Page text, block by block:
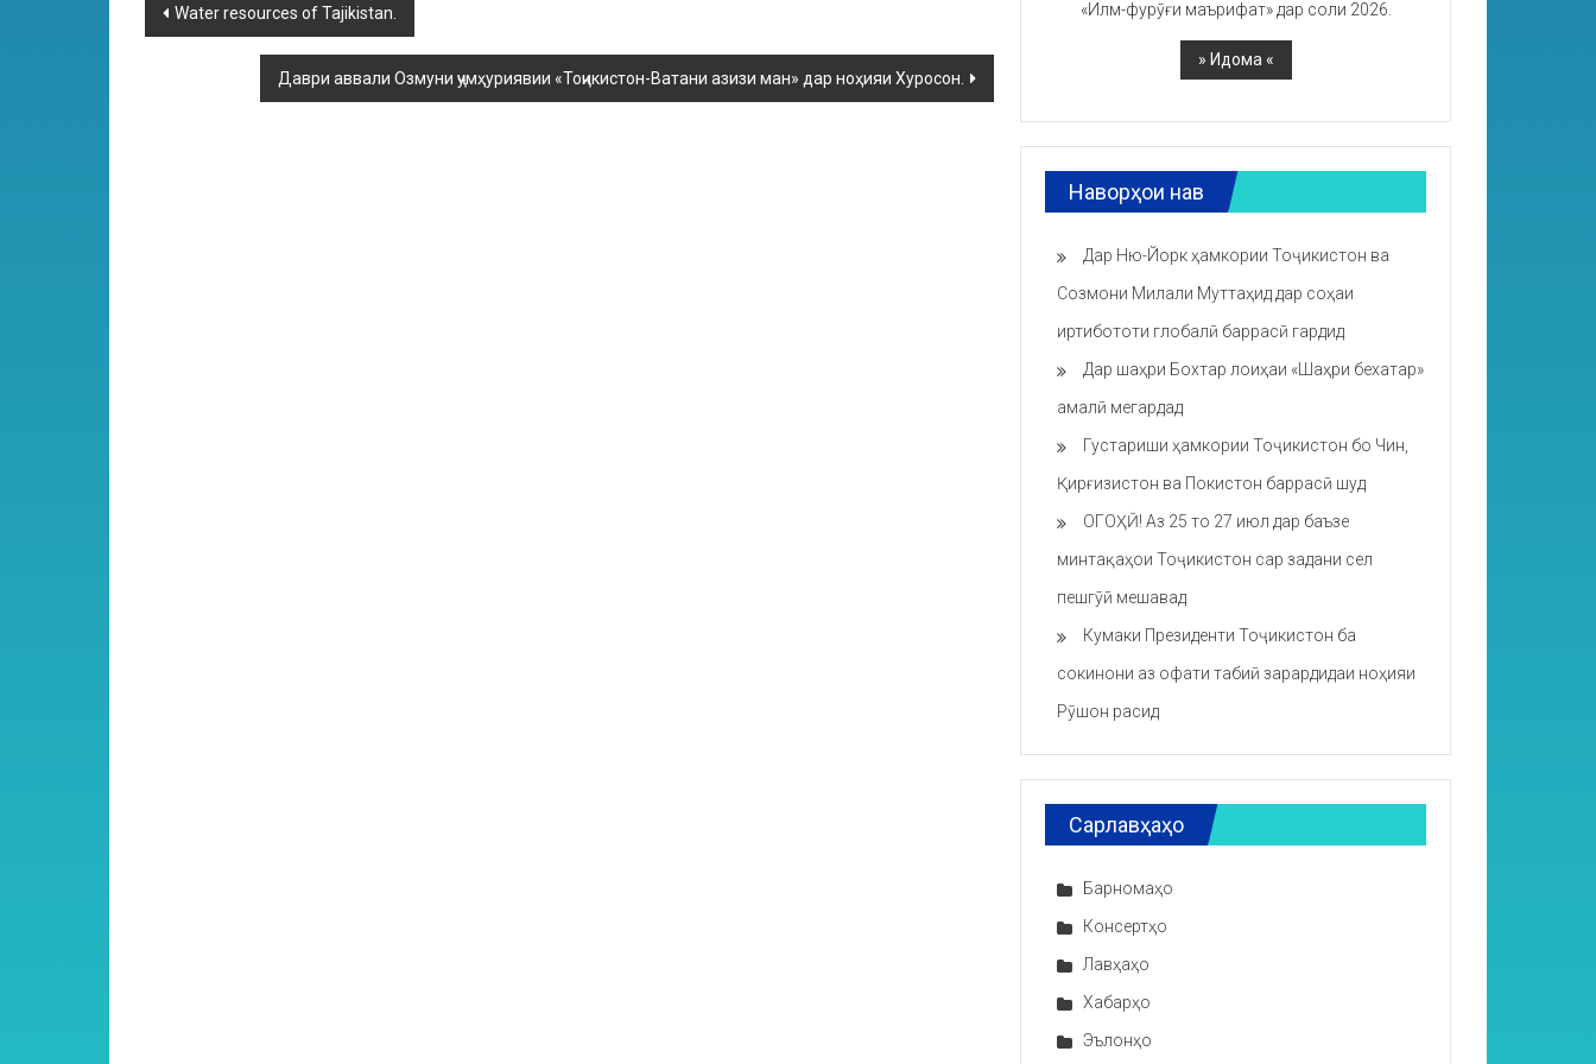
Water resources of Tajikistan.
Даври аввали Озмуни ҷумҳуриявии «Тоҷикистон-Ватани азизи ман» дар ноҳияи Хуросон.
«Илм-фурӯғи маърифат» дар соли 2026.
Наворҳои нав
Дар Ню-Йорк ҳамкории Тоҷикистон ва
Созмони Милали Муттаҳид дар соҳаи
иртибототи глобалӣ баррасӣ гардид
Дар шаҳри Бохтар лоиҳаи «Шаҳри бехатар»
амалӣ мегардад
Густариши ҳамкории Тоҷикистон бо Чин,
Қирғизистон ва Покистон баррасӣ шуд
ОГОҲӢ! Аз 25 то 27 июл дар баъзе
минтақаҳои Тоҷикистон сар задани сел
пешгӯӣ мешавад
Кумаки Президенти Тоҷикистон ба
сокинони аз офати табиӣ зарардидаи ноҳияи
Рӯшон расид
Сарлавҳаҳо
Барномаҳо
Консертҳо
Лавҳаҳо
Хабарҳо
Эълонҳо